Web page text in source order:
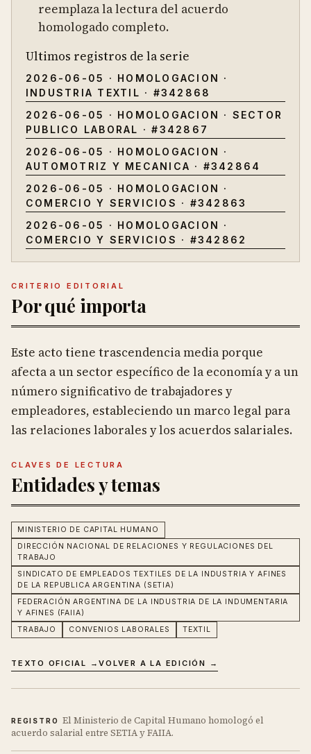
reemplaza la lectura del acuerdo
homologado completo.
Ultimos registros de la serie
2026-06-05 · HOMOLOGACION ·
INDUSTRIA TEXTIL · #342868
2026-06-05
· HOMOLOGACION · SECTOR
PUBLICO LABORAL · #342867
2026-06-05
· HOMOLOGACION ·
AUTOMOTRIZ Y MECANICA · #342864
2026-06-05
· HOMOLOGACION ·
COMERCIO Y SERVICIOS · #342863
2026-06-05
· HOMOLOGACION ·
COMERCIO Y SERVICIOS · #342862
CRITERIO EDITORIAL
Por qué importa
Este acto tiene trascendencia media porque
afecta a un sector específico de la economía y a un
número significativo de trabajadores y
empleadores, estableciendo un marco legal para
las relaciones laborales y los acuerdos salariales.
CLAVES DE LECTURA
Entidades y temas
MINISTERIO DE CAPITAL HUMANO
DIRECCIÓN NACIONAL DE RELACIONES Y REGULACIONES DEL
TRABAJO
SINDICATO DE EMPLEADOS TEXTILES DE LA INDUSTRIA Y AFINES
DE LA REPUBLICA ARGENTINA (SETIA)
FEDERACIÓN ARGENTINA DE LA INDUSTRIA DE LA INDUMENTARIA
Y AFINES (FAIIA)
TRABAJO
CONVENIOS LABORALES TEXTIL
TEXTO OFICIAL →VOLVER A LA EDICIÓN →
REGISTRO
El Ministerio de Capital Humano homologó el
acuerdo salarial entre SETIA y FAIIA.